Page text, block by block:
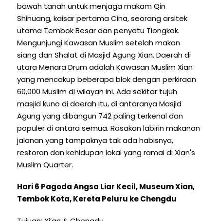
bawah tanah untuk menjaga makam Qin
Shihuang, kaisar pertama Cina, seorang arsitek
utama Tembok Besar dan penyatu Tiongkok.
Mengunjungi Kawasan Muslim setelah makan
siang dan Shalat di Masjid Agung Xian. Daerah di
utara Menara Drum adalah Kawasan Muslim Xian
yang mencakup beberapa blok dengan perkiraan
60,000 Muslim di wilayah ini. Ada sekitar tujuh
masjid kuno di daerah itu, di antaranya Masjid
Agung yang dibangun 742 paling terkenal dan
populer di antara semua. Rasakan labirin makanan
jalanan yang tampaknya tak ada habisnya,
restoran dan kehidupan lokal yang ramai di Xian's
Muslim Quarter.
Hari 6 Pagoda Angsa Liar Kecil, Museum Xian,
Tembok Kota, Kereta Peluru ke Chengdu